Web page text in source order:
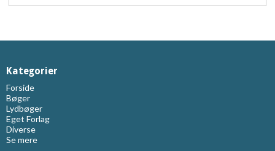
Kategorier
Forside
Bøger
Lydbøger
Eget Forlag
Diverse
Se mere